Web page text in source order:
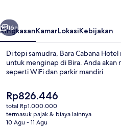
Berikutnya
16+
RingkasanKamarLokasiKebijakan
Di tepi samudra, Bara Cabana
untuk menginap di Bira. Anda
seperti WiFi dan parkir mandiri.
Harga
saat
ini
Rp826.446
Rp826.446
total Rp1.000.000
termasuk pajak & biaya lainnya
10 Agu - 11 Agu